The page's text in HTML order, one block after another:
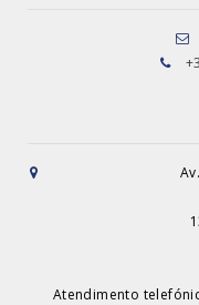
Atendimento